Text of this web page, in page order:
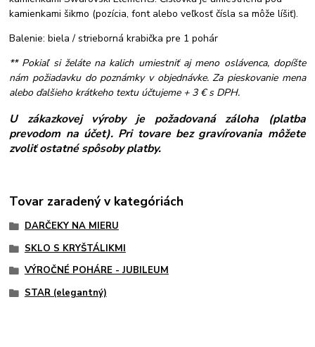
kamienkami šikmo (pozícia, font alebo veľkosť čísla sa môže líšiť).
Balenie: biela / strieborná krabička pre 1 pohár
** Pokiaľ si želáte na kalich umiestniť aj meno oslávenca, dopíšte
nám požiadavku do poznámky v objednávke. Za pieskovanie mena
alebo ďalšieho krátkeho textu účtujeme + 3 € s DPH.
U zákazkovej výroby je požadovaná záloha (platba
prevodom na účet). Pri tovare bez gravírovania môžete
zvoliť ostatné spôsoby platby.
Tovar zaradený v kategóriách
DARČEKY NA MIERU
SKLO S KRYŠTÁLIKMI
VÝROČNÉ POHÁRE - JUBILEUM
STAR (elegantný)